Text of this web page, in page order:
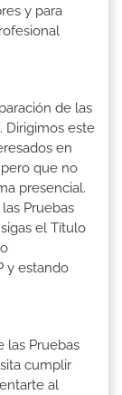
y para
de las
Dirigimos este
en
que no
presencial.
Pruebas
el Título
y estando
las Pruebas
cumplir
al